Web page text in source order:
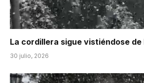
La cordillera sigue vistiéndose de
30 julio, 2026